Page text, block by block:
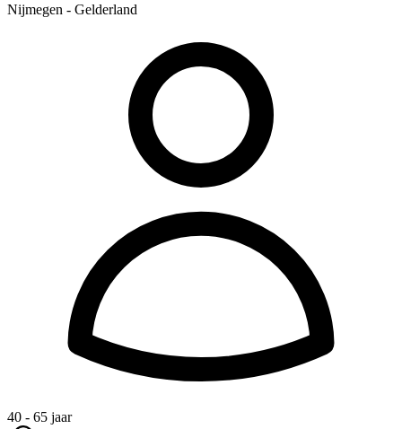
Nijmegen - Gelderland
40 - 65 jaar